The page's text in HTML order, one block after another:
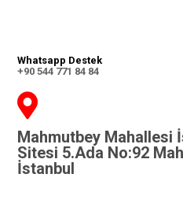
Whatsapp Destek
+90 544 771 84 84
Mahmutbey Mahallesi
Sitesi 5.Ada No:92
İstanbul